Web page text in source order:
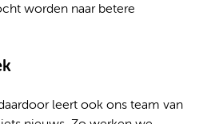
worden naar betere
leert ook ons team van